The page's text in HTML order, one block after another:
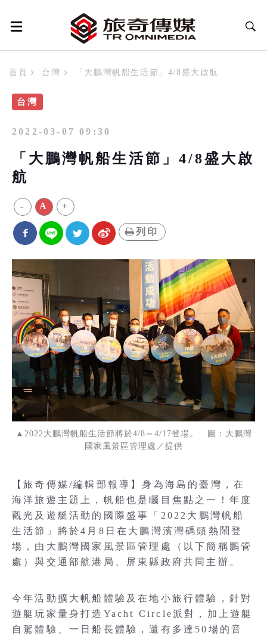
首頁 台灣 「大鵬灣帆船生活節」4/8盛大啟航
台灣
2022-03-07 09:30
「大鵬灣帆船生活節」4/8盛大啟
航
- A +
列印
▲2022大鵬灣帆船生活節將於4/8～4/17登場。 圖：大鵬灣
國家風景區管理處／提供
【旅奇傳媒/編輯部報導】身為海島的臺灣，在
海洋旅遊主題上，帆船也是矚目焦點之一！年度
觀光及遊艇活動的國際盛事「2022大鵬灣帆船
生活節」將於4月8日在大鵬灣濱灣碼頭熱鬧登
場，由大鵬灣國家風景區管理處（以下簡稱鵬管
處）與交通部航港局、屏東縣政府共同主辦。
今年活動擴大帆船體驗及在地小旅行體驗，針對
遊艇玩家量身打造Yacht Circle派對，加上遊艇
自駕體驗、一日船長體驗，還有多達50場的音